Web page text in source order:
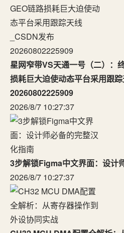
星网窄带VS天通一号（二）：
损耗巨大迫使动态平台采用跟
20260802225909
2026/8/7 10:27:37
3步解锁Figma中文界面：设计
2026/8/7 10:27:37